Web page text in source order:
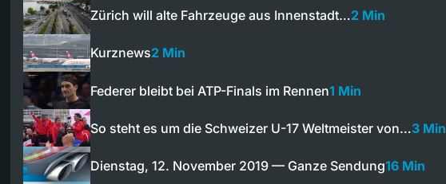
Zürich will alte Fahrzeuge aus Innenstadt…2 Min
Kurznews2 Min
Federer bleibt bei ATP-Finals im Rennen1 Min
So steht es um die Schweizer U-17 Weltmeister von…3 Min
Dienstag, 12. November 2019 — Ganze Sendung16 Min